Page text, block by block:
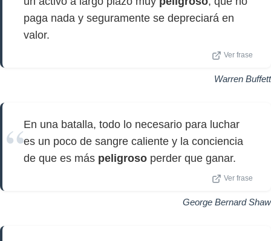
paga nada y seguramente se depreciará en
valor.
Ver frase
Warren Buffett
En una batalla, todo lo necesario para luchar
es un poco de sangre caliente y la conciencia
de que es más peligroso perder que ganar.
Ver frase
George Bernard Shaw